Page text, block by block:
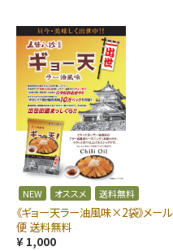
NEW オススメ 送料無料
《ギョー天ラー油風味×2袋》メール
便 送料無料
¥ 1,000